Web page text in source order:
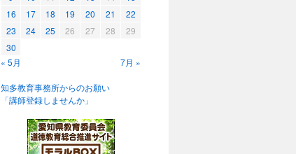
16
17 18 19 20 21
22
23
24 25 26 27 28
29
30
« 5月
7月 »
知多教育事務所からのお願い
「講師登録しませんか」